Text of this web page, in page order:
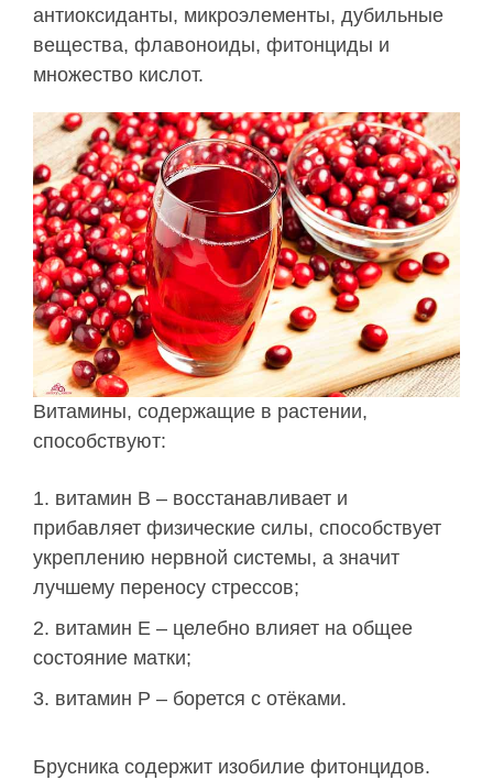
антиоксиданты, микроэлементы, дубильные
вещества, флавоноиды, фитонциды и
множество кислот.
Витамины, содержащие в растении,
способствуют:
витамин В – восстанавливает и
прибавляет физические силы, способствует
укреплению нервной системы, а значит
лучшему переносу стрессов;
витамин Е – целебно влияет на общее
состояние матки;
витамин Р – борется с отёками.
Брусника содержит изобилие фитонцидов.